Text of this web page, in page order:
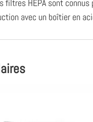
filtres HEPA sont
avec un boîtier en